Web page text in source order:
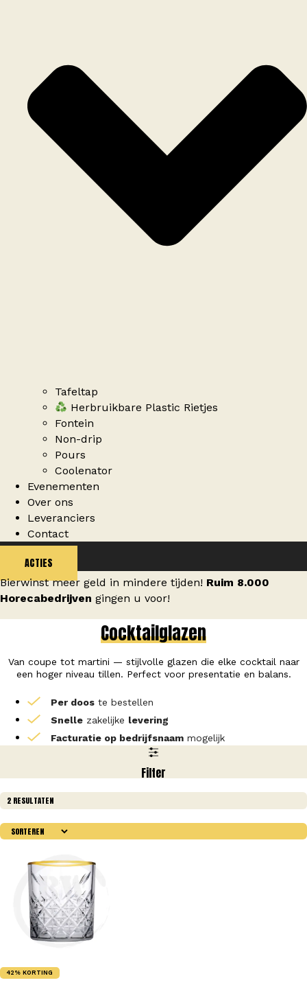
Tafeltap
Herbruikbare Plastic Rietjes
Fontein
Non-drip
Pours
Coolenator
Evenementen
Over ons
Leveranciers
Contact
ACTIES
Bierwinst meer geld in mindere tijden! Ruim 8.000
Horecabedrijven gingen u voor!
Cocktailglazen
Van coupe tot martini — stijlvolle glazen die elke cocktail naar
een hoger niveau tillen. Perfect voor presentatie en balans.
Per doos te bestellen
Snelle zakelijke levering
Facturatie op bedrijfsnaam mogelijk
Filter
2 RESULTATEN
42% KORTING